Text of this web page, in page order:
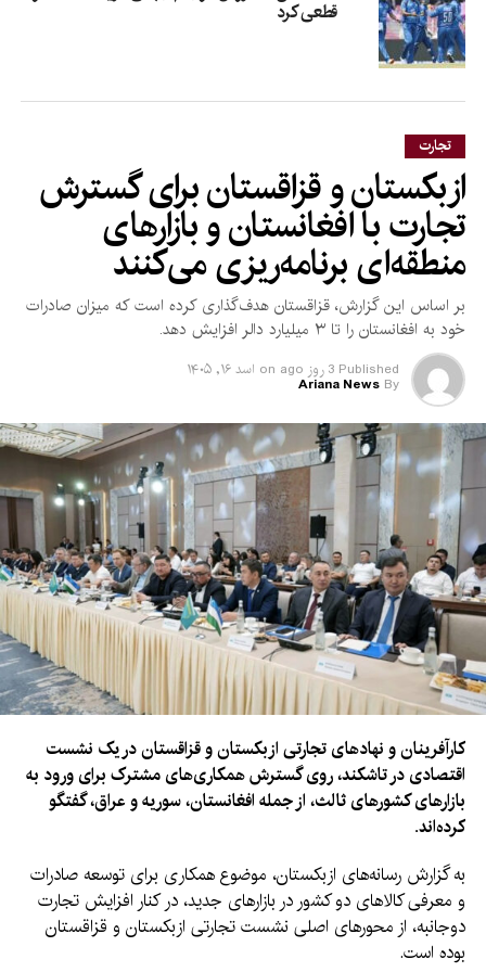
قطعی کرد
تجارت
ازبکستان و قزاقستان برای گسترش
تجارت با افغانستان و بازارهای
منطقه‌ای برنامه‌ریزی می‌کنند
بر اساس این گزارش، قزاقستان هدف‌گذاری کرده است که میزان صادرات
خود به افغانستان را تا ۳ میلیارد دالر افزایش دهد.
Published 3 روز ago on اسد ۱۶, ۱۴۰۵
By
Ariana News
کارآفرینان و نهادهای تجارتی ازبکستان و قزاقستان در یک نشست
اقتصادی در تاشکند، روی گسترش همکاری‌های مشترک برای ورود به
بازارهای کشورهای ثالث، از جمله افغانستان، سوریه و عراق، گفتگو
کرده‌اند.
به گزارش رسانه‌های ازبکستان، موضوع همکاری برای توسعه صادرات
و معرفی کالاهای دو کشور در بازارهای جدید، در کنار افزایش تجارت
دوجانبه، از محورهای اصلی نشست تجارتی ازبکستان و قزاقستان
بوده است.